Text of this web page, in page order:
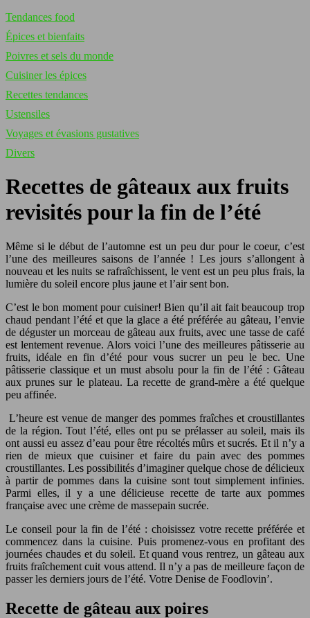
Tendances food
Épices et bienfaits
Poivres et sels du monde
Cuisiner les épices
Recettes tendances
Ustensiles
Voyages et évasions gustatives
Divers
Recettes de gâteaux aux fruits
revisités pour la fin de l’été
Même si le début de l’automne est un peu dur pour le coeur, c’est
l’une des meilleures saisons de l’année ! Les jours s’allongent à
nouveau et les nuits se rafraîchissent, le vent est un peu plus frais, la
lumière du soleil encore plus jaune et l’air sent bon.
C’est le bon moment pour cuisiner! Bien qu’il ait fait beaucoup trop
chaud pendant l’été et que la glace a été préférée au gâteau, l’envie
de déguster un morceau de gâteau aux fruits, avec une tasse de café
est lentement revenue. Alors voici l’une des meilleures pâtisserie au
fruits, idéale en fin d’été pour vous sucrer un peu le bec. Une
pâtisserie classique et un must absolu pour la fin de l’été : Gâteau
aux prunes sur le plateau. La recette de grand-mère a été quelque
peu affinée.
L’heure est venue de manger des pommes fraîches et croustillantes
de la région. Tout l’été, elles ont pu se prélasser au soleil, mais ils
ont aussi eu assez d’eau pour être récoltés mûrs et sucrés. Et il n’y a
rien de mieux que cuisiner et faire du pain avec des pommes
croustillantes. Les possibilités d’imaginer quelque chose de délicieux
à partir de pommes dans la cuisine sont tout simplement infinies.
Parmi elles, il y a une délicieuse recette de tarte aux pommes
française avec une crème de massepain sucrée.
Le conseil pour la fin de l’été : choisissez votre recette préférée et
commencez dans la cuisine. Puis promenez-vous en profitant des
journées chaudes et du soleil. Et quand vous rentrez, un gâteau aux
fruits fraîchement cuit vous attend. Il n’y a pas de meilleure façon de
passer les derniers jours de l’été. Votre Denise de Foodlovin’.
Recette de gâteau aux poires